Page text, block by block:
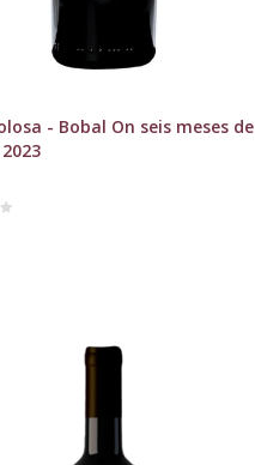
- Bobal On seis meses de